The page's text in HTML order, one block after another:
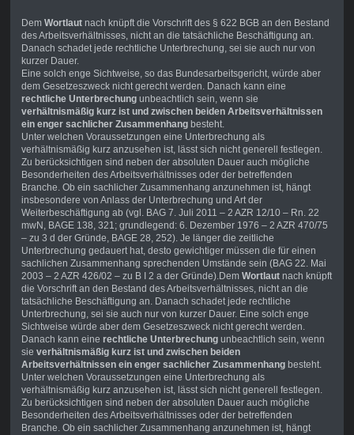
Dem Wortlautnach knüpft die Vorschrift des § 622 BGB an den Bestand
des Arbeitsverhältnisses, nicht an die tatsächliche Beschäftigung an.
Danach schadet jede rechtliche Unterbrechung, sei sie auch nur von
kurzer Dauer.
Eine solch enge Sichtweise, so das Bundesarbeitsgericht, würde aber
dem Gesetzeszweck nicht gerecht werden. Danach kann eine
rechtliche Unterbrechungunbeachtlich sein, wenn sie
verhältnismäßig kurz ist und zwischen beiden Arbeitsverhältnissen
ein enger sachlicher Zusammenhangbesteht.
Unter welchen Voraussetzungen eine Unterbrechung als
verhältnismäßig kurz anzusehen ist, lässt sich nicht generell festlegen.
Zu berücksichtigen sind neben der absoluten Dauer auch mögliche
Besonderheiten des Arbeitsverhältnisses oder der betreffenden
Branche. Ob ein sachlicher Zusammenhang anzunehmen ist, hängt
insbesondere von Anlass der Unterbrechung und Art der
Weiterbeschäftigung ab (vgl. BAG 7. Juli 2011 – 2 AZR 12/10 – Rn. 22
mwN, BAGE 138, 321; grundlegend: 6. Dezember 1976 – 2 AZR 470/75
– zu 3 d der Gründe, BAGE 28, 252). Je länger die zeitliche
Unterbrechung gedauert hat, desto gewichtiger müssen die für einen
sachlichen Zusammenhang sprechenden Umstände sein (BAG 22. Mai
2003 – 2 AZR 426/02 – zu B I 2 a der Gründe).Dem Wortlautnach knüpft
die Vorschrift an den Bestand des Arbeitsverhältnisses, nicht an die
tatsächliche Beschäftigung an. Danach schadet jede rechtliche
Unterbrechung, sei sie auch nur von kurzer Dauer. Eine solch enge
Sichtweise würde aber dem Gesetzeszweck nicht gerecht werden.
Danach kann eine rechtliche Unterbrechungunbeachtlich sein, wenn
sie verhältnismäßig kurz ist und zwischen beiden
Arbeitsverhältnissen ein enger sachlicher Zusammenhangbesteht.
Unter welchen Voraussetzungen eine Unterbrechung als
verhältnismäßig kurz anzusehen ist, lässt sich nicht generell festlegen.
Zu berücksichtigen sind neben der absoluten Dauer auch mögliche
Besonderheiten des Arbeitsverhältnisses oder der betreffenden
Branche. Ob ein sachlicher Zusammenhang anzunehmen ist, hängt